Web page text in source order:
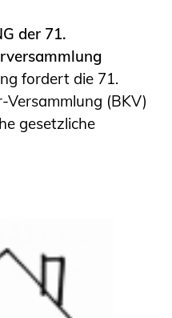
der 71.
fordert die 71.
Versammlung (BKV)
gesetzliche